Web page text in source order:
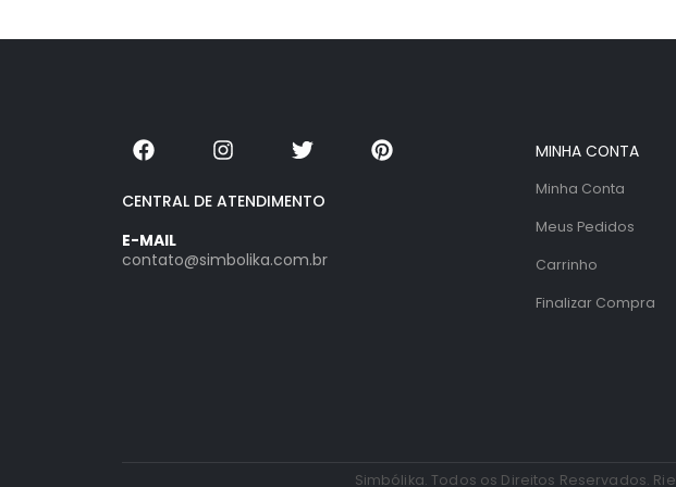
CENTRAL DE ATENDIMENTO
E-MAIL
contato@simbolika.com.br
MINHA CONTA
Minha Conta
Meus Pedidos
Carrinho
Finalizar Compra
Simbólika. Todos os Direitos Reservados.